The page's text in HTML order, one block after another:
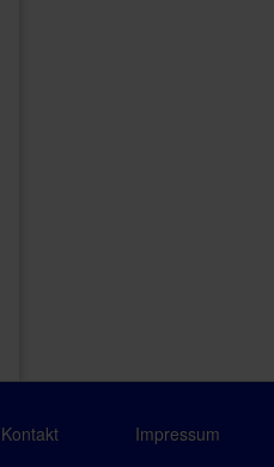
Kontakt Impressum